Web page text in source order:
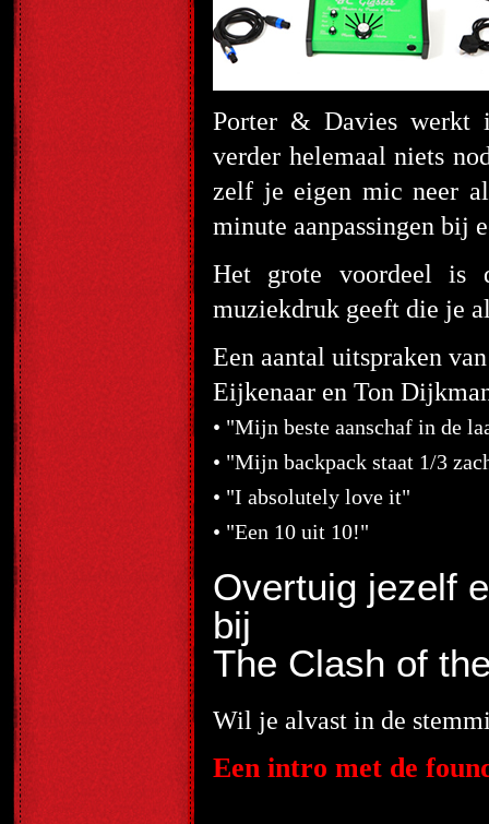
Porter & Davies werkt
verder helemaal niets
zelf je eigen mic neer
minute aanpassingen bij
Het grote voordeel is
muziekdruk geeft die je
Een aantal uitspraken
Eijkenaar en Ton
• "Mijn beste aanschaf in de
• "Mijn backpack staat 1/3
• "I absolutely love it"
• "Een 10 uit 10!"
Overtuig jezelf
bij
The Clash of
Wil je alvast in de
Een intro met de